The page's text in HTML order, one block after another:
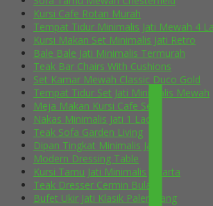
Kursi Cafe Rotan Murah
Tempat Tidur Minimalis Jati Mewah 4
Kursi Makan Set Minimalis Jati Retro
Bale Bale Jati Minimalis Termurah
Teak Bar Chairs With Cushions
Set Kamar Mewah Classic Duco Gold
Tempat Tidur Set Jati Minimalis Mewah
Meja Makan Kursi Cafe Selly
Nakas Minimalis Jati 1 Laci
Teak Sofa Garden Living
Dipan Tingkat Minimalis Jati
Modern Dressing Table
Kursi Tamu Jati Minimalis Jakarta
Teak Dresser Cermin Bulat
Bufet Ukir Jati Klasik Palembang